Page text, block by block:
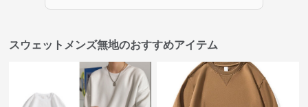
スウェットメンズ無地のおすすめアイテム